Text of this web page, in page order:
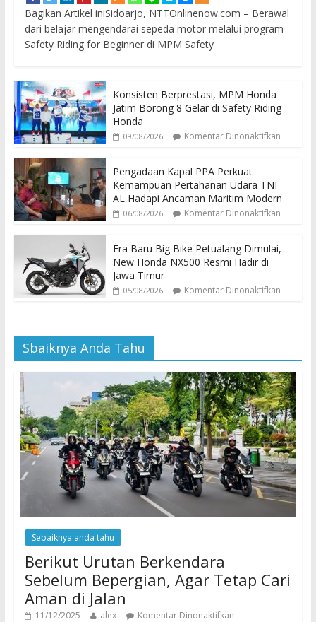
Bagikan Artikel iniSidoarjo, NTTOnlinenow.com – Berawal
dari belajar mengendarai sepeda motor melalui program
Safety Riding for Beginner di MPM Safety
Konsisten Berprestasi, MPM Honda
Jatim Borong 8 Gelar di Safety Riding
Honda
09/08/2026 Komentar Dinonaktifkan
Pengadaan Kapal PPA Perkuat
Kemampuan Pertahanan Udara TNI
AL Hadapi Ancaman Maritim Modern
06/08/2026 Komentar Dinonaktifkan
Era Baru Big Bike Petualang Dimulai,
New Honda NX500 Resmi Hadir di
Jawa Timur
05/08/2026 Komentar Dinonaktifkan
Sbaiknya Anda Tahu
Sebaiknya anda tahu
Berikut Urutan Berkendara
Sebelum Bepergian, Agar Tetap Cari
Aman di Jalan
11/12/2025 alex Komentar Dinonaktifkan